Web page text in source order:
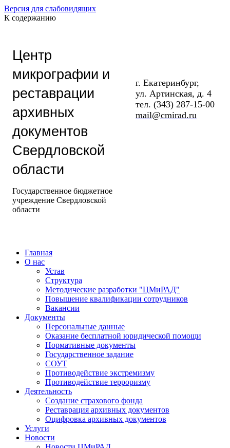
Версия для слабовидящих
К содержанию
Центр
микрографии и
реставрации
архивных
документов
Свердловской
области
Государственное бюджетное
учреждение Свердловской
области
г. Екатеринбург,
ул. Артинская, д. 4
тел. (343) 287-15-00
mail@cmirad.ru
Главная
О нас
Устав
Структура
Методические разработки "ЦМиРАД"
Повышение квалификации сотрудников
Вакансии
Документы
Персональные данные
Оказание бесплатной юридической помощи
Нормативные документы
Государственное задание
СОУТ
Противодействие экстремизму
Противодействие терроризму
Деятельность
Создание страхового фонда
Реставрация архивных документов
Оцифровка архивных документов
Услуги
Новости